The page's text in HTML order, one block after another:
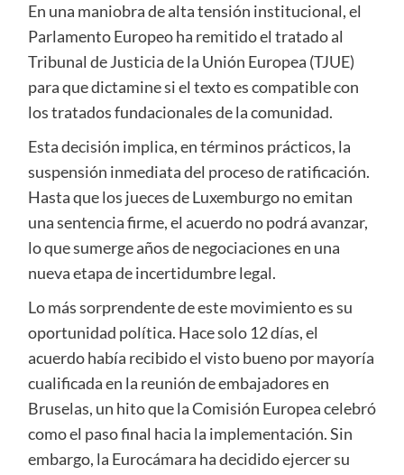
En una maniobra de alta tensión institucional, el
Parlamento Europeo ha remitido el tratado al
Tribunal de Justicia de la Unión Europea (TJUE)
para que dictamine si el texto es compatible con
los tratados fundacionales de la comunidad.
Esta decisión implica, en términos prácticos, la
suspensión inmediata del proceso de ratificación.
Hasta que los jueces de Luxemburgo no emitan
una sentencia firme, el acuerdo no podrá avanzar,
lo que sumerge años de negociaciones en una
nueva etapa de incertidumbre legal.
Lo más sorprendente de este movimiento es su
oportunidad política. Hace solo 12 días, el
acuerdo había recibido el visto bueno por mayoría
cualificada en la reunión de embajadores en
Bruselas, un hito que la Comisión Europea celebró
como el paso final hacia la implementación. Sin
embargo, la Eurocámara ha decidido ejercer su